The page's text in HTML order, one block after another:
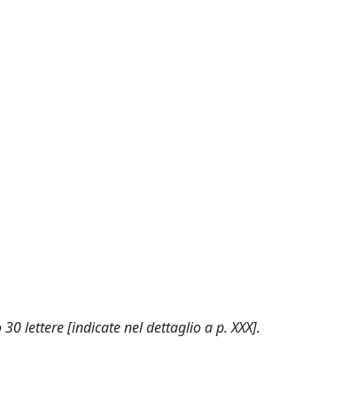
lettere [indicate nel dettaglio a p. XXX].